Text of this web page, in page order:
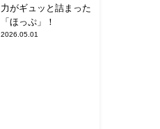
力がギュッと詰まった
「ほっぷ」！
2026.05.01